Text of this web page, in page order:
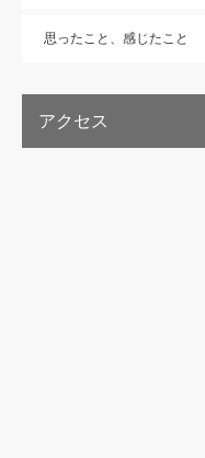
思ったこと、感じたこと
アクセス